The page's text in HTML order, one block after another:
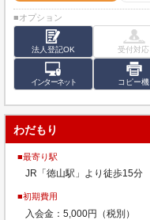
■オプション
法人登記OK 受付対応
インターネット コピー機
わだもり
■最寄り駅
JR「徳山駅」より徒歩15分
■初期費用
入会金：5,000円（税別）